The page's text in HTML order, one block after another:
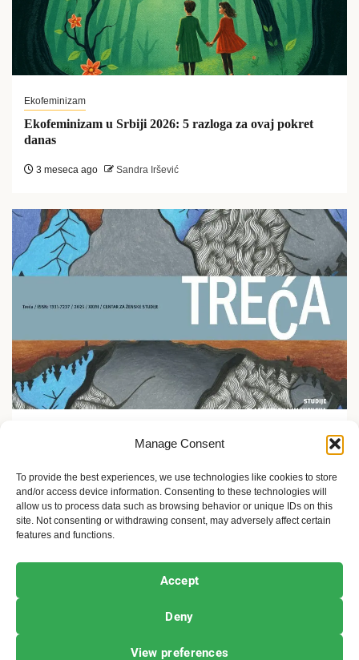
Manage Consent
To provide the best experiences, we use technologies like cookies to store
and/or access device information. Consenting to these technologies will
allow us to process data such as browsing behavior or unique IDs on this
site. Not consenting or withdrawing consent, may adversely affect certain
features and functions.
Accept
Deny
View preferences
Ekofeminizam
Ekofeminizam u Srbiji 2026: 5 razloga za ovaj pokret
danas
3 meseca ago Sandra Iršević
Zagrebu
5 meseci ago Sandra Iršević
Ekologija i održivost
Copyright © All rights reserved.